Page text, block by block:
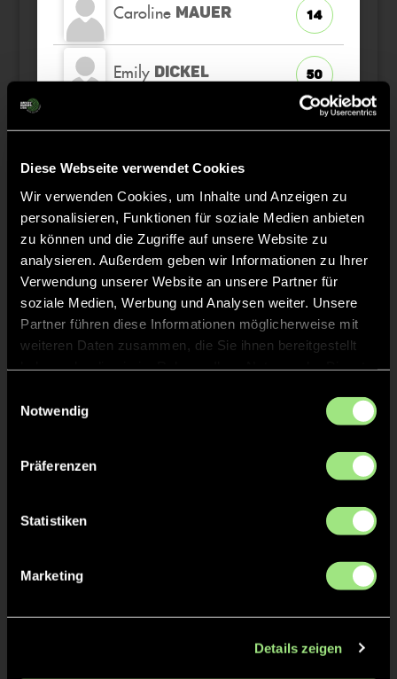
Diese Webseite verwendet Cookies
Wir verwenden Cookies, um Inhalte und Anzeigen zu
personalisieren, Funktionen für soziale Medien anbieten
zu können und die Zugriffe auf unsere Website zu
analysieren. Außerdem geben wir Informationen zu Ihrer
Verwendung unserer Website an unsere Partner für
soziale Medien, Werbung und Analysen weiter. Unsere
Partner führen diese Informationen möglicherweise mit
weiteren Daten zusammen, die Sie ihnen bereitgestellt
Notwendig
Präferenzen
Statistiken
Marketing
Details zeigen
Caroline MAUER 14
Emily DICKEL 50
Finja STRANGFELD 7
Cheyenne
Jolie
AN
42
Staff
Phil BOSCHE
TW = Torwart & ETW = Ersatztorwart, K = Kapitän
Tore & Karten